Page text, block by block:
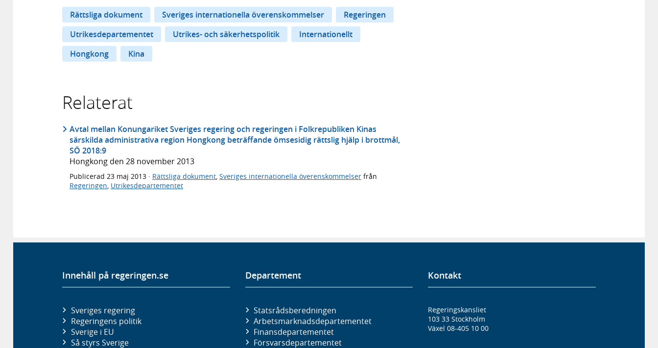
Rättsliga dokument Sveriges internationella överenskommelser
Regeringen
Utrikesdepartementet
Utrikes- och säkerhetspolitik
Internationellt
Hongkong
Kina
Relaterat
Avtal mellan Konungariket Sveriges regering och regeringen i Folkrepubliken Kinas
särskilda administrativa region Hongkong beträffande ömsesidig rättslig hjälp i brottmål,
SÖ 2018:9
Hongkong den 28 november 2013
Publicerad 23 maj 2013 · Rättsliga dokument Sveriges internationella överenskommelser från
Regeringen Utrikesdepartementet
Innehåll på regeringen.se
Sveriges regering
Regeringens politik
Sverige i EU
Så styrs Sverige
Departement
Statsrådsberedningen
Arbetsmarknads­departementet
Finans­departementet
Försvars­departementet
Kontakt
Regeringskansliet
103 33 Stockholm
Växel 08-405 10 00